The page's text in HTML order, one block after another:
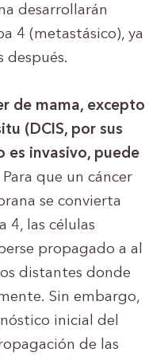
desarrollarán
4 (metastásico), ya
después.
de mama, excepto
(DCIS, por sus
es invasivo, puede
Para que un cáncer
se convierta
4, las células
propagado a al
distantes donde
Sin embargo,
inicial del
de las